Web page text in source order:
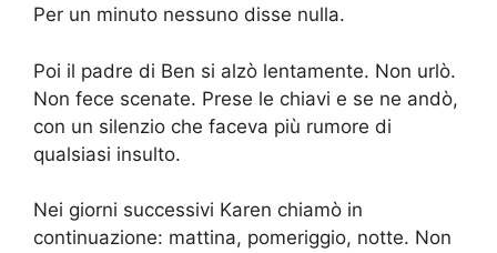
Per un minuto nessuno disse nulla.
Poi il padre di Ben si alzò lentamente. Non urlò.
Non fece scenate. Prese le chiavi e se ne andò,
con un silenzio che faceva più rumore di
qualsiasi insulto.
Nei giorni successivi Karen chiamò in
continuazione: mattina, pomeriggio, notte. Non